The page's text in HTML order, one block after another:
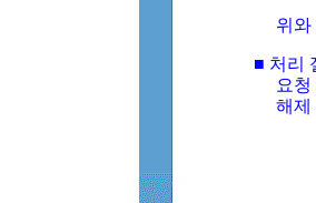
위와
■ 처리
요
해제